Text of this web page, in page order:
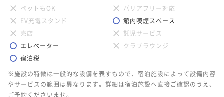
ペットもOK
バリアフリー対応
EV充電スタンド
館内喫煙スペース
売店
託児サービス
エレベーター
クラブラウンジ
宿泊税
※施設の特徴は一般的な設備を表すもので、宿泊施設によって設備内容
やサービスの範囲は異なります。詳細は宿泊施設へ直接ご確認のうえ、
ご予約くださいませ。